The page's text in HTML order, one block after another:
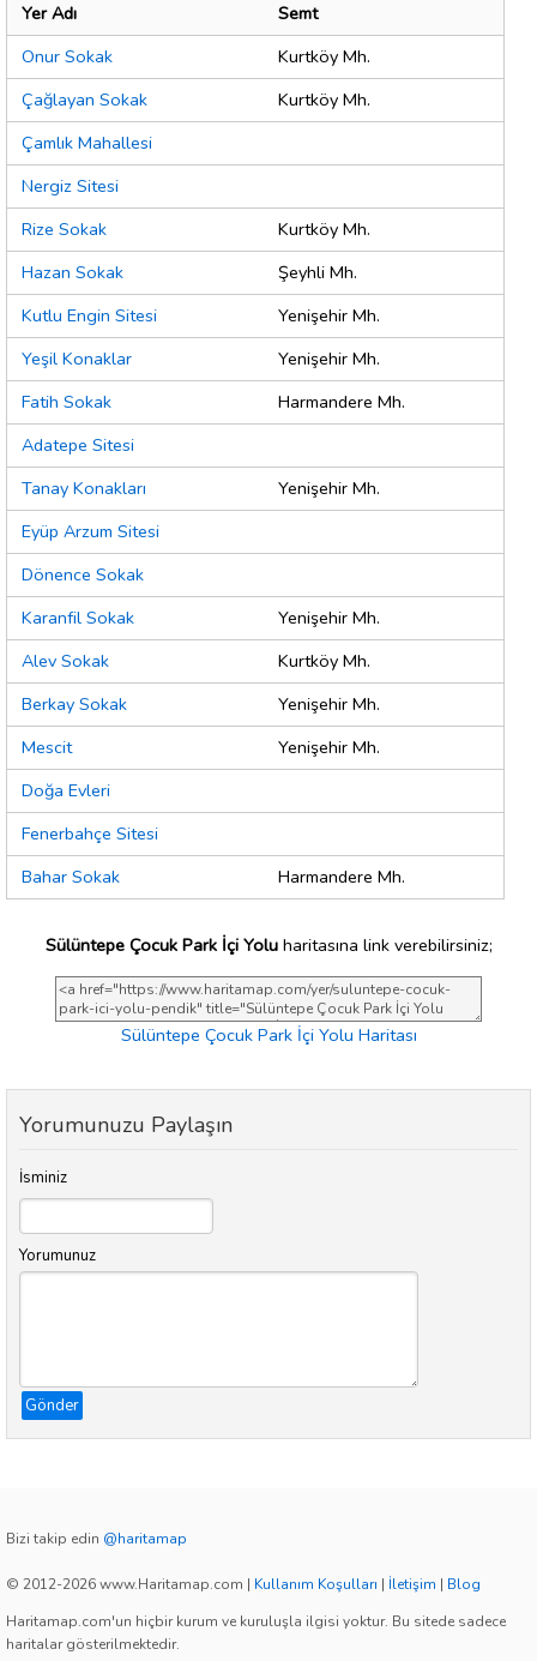
Yer Adı
Semt
Onur Sokak
Kurtköy Mh.
Çağlayan Sokak
Kurtköy Mh.
Çamlık Mahallesi
Nergiz Sitesi
Rize Sokak
Kurtköy Mh.
Hazan Sokak
Şeyhli Mh.
Kutlu Engin Sitesi
Yenişehir Mh.
Yeşil Konaklar
Yenişehir Mh.
Fatih Sokak
Harmandere Mh.
Adatepe Sitesi
Tanay Konakları
Yenişehir Mh.
Eyüp Arzum Sitesi
Dönence Sokak
Karanfil Sokak
Yenişehir Mh.
Alev Sokak
Kurtköy Mh.
Berkay Sokak
Yenişehir Mh.
Mescit
Yenişehir Mh.
Doğa Evleri
Fenerbahçe Sitesi
Bahar Sokak
Harmandere Mh.
Sülüntepe Çocuk Park İçi Yoluharitasına link verebilirsiniz;
Sülüntepe Çocuk Park İçi Yolu Haritası
Yorumunuzu Paylaşın
İsminiz
Yorumunuz
Gönder
Bizi takip edin @haritamap
© 2012-2026 www.Haritamap.com | Kullanım Koşulları | İletişim | Blog
Haritamap.com'un hiçbir kurum ve kuruluşla ilgisi yoktur. Bu sitede sadece
haritalar gösterilmektedir.